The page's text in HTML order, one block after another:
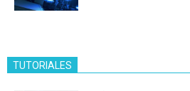
TUTORIALES